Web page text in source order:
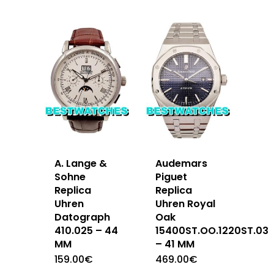
A. Lange &
Sohne
Replica
Uhren
Datograph
410.025 – 44
MM
159.00€
Audemars
Piguet
Replica
Uhren Royal
Oak
15400ST.OO.1220ST.03
– 41 MM
469.00€